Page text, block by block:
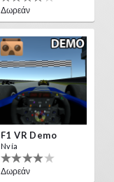
Δωρεάν
F1 VR Demo
Nvía
Δωρεάν